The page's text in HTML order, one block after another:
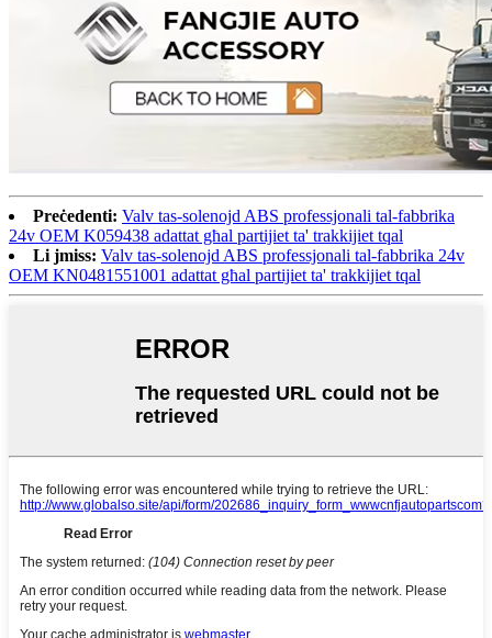
Preċedenti: Valv tas-solenojd ABS professjonali tal-fabbrika
24v OEM K059438 adattat għal partijiet ta' trakkijiet tqal
Li jmiss: Valv tas-solenojd ABS professjonali tal-fabbrika 24v
OEM KN0481551001 adattat għal partijiet ta' trakkijiet tqal